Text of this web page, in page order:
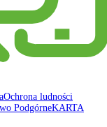
Ochrona ludności
KARTA